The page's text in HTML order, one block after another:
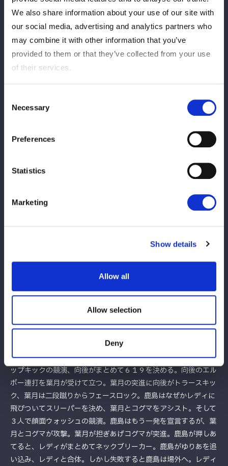
We also share information about your use of our site with
our social media, advertising and analytics partners who
may combine it with other information that you’ve
provided to them or that they’ve collected from your use
of their services.
Selection
Necessary
Preferences
Statistics
Marketing
Show details
Allow all
Allow selection
Deny
ＦＷＣの葉月＆コグマ組、ゴッズアイの鹿島沙希＆レディ・Ｃ
＆姫ゆりあ組がいっせいに闘う３ＷＡＹのタッグマッチ。同期の
出場を決めたゆりあ。しかしＳＴＡＲＳ入りまでには至っておら
コグマがクマやりたい人を募集するとゆりあが手を上げる。鹿島
はレディを引っ張るが、先発でやることに。３人でクマポーズを
とゆりあが手を引いてロープに振る。すると鹿島はリング下へ。
コグマがリング下で鹿島を追いかける。リング上では葉月のセン
アップか尋ねる。レディがまとめて逆エビにとらえると、先端の
向後がエスケープ。レディと鹿島が合体し葉月と向後にプレス攻
撃。鹿島とレディが何やら口論。鹿島がレディの髪をつかむとコ
チ、鹿島が指示してレディはジャイアントスイング15回転、カバ
ーは鹿島が担当もカットされる。コグマと葉月が合体、レディが
リング下に出るとゆりあがドロップキック。ゆりあと向後がドロ
ップキックの競演、向後がまとめて６１９を決める。向後のエル
ボー連打を葉月が受けて立つ。葉月の突進に向後がトラースキッ
ク、葉月は二段蹴りからフェースロック。鹿島はなぜかレディに
飛びついてスリーパーを決め、葉月とコグマをアシスト。そして
３人で顔面ウォッシュの競演。鹿島はもう一発を宣言するが、葉
月とコグマが攻撃。葉月が担ぎあげコグマが突進。鹿島が押しあ
てると、レディがまとめてネックブリーカー。鹿島がゆりあを追
い込み、レディと合体。しかし失敗すると鹿島は場外へ。レディ